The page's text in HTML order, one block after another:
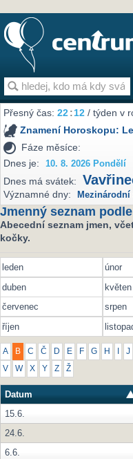
Přesný čas:22:12 / týden v
Znamení Horoskopu:
Fáze měsíce:
Dnes je:
10. 8. 2026 Pondělí
Dnes má svátek:
Významné dny:
Jmenný seznam
Abecední seznam jmen,
kočky.
leden únor
duben
květen
červenec
srpen
říjen
A B C Č D E F G H J
V W X Y Z Ž
Datum
15.6.
24.6.
6.6.